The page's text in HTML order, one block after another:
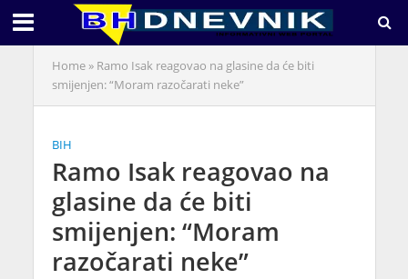
Home» Ramo Isak reagovao na glasine da će biti
smijenjen: “Moram razočarati neke”
BIH
Ramo Isak reagovao na
glasine da će biti
smijenjen: “Moram
razočarati neke”